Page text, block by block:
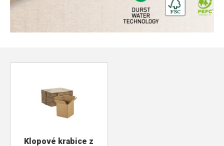
Klopové krabice z